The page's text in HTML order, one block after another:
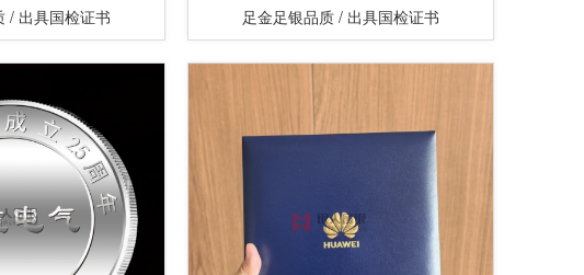
/ 出具国检证书
足金足银品质 / 出具国检证书